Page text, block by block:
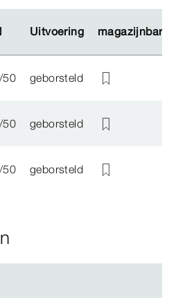
Uitvoering
Uitvoering
50 geborsteld
50 geborsteld
50 geborsteld